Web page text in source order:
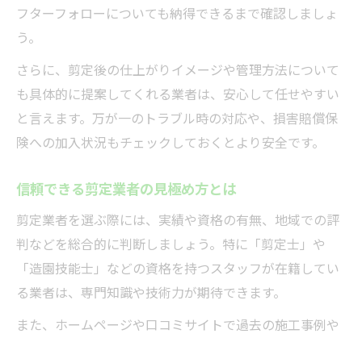
フターフォローについても納得できるまで確認しましょ
う。
さらに、剪定後の仕上がりイメージや管理方法について
も具体的に提案してくれる業者は、安心して任せやすい
と言えます。万が一のトラブル時の対応や、損害賠償保
険への加入状況もチェックしておくとより安全です。
信頼できる剪定業者の見極め方とは
剪定業者を選ぶ際には、実績や資格の有無、地域での評
判などを総合的に判断しましょう。特に「剪定士」や
「造園技能士」などの資格を持つスタッフが在籍してい
る業者は、専門知識や技術力が期待できます。
また、ホームページや口コミサイトで過去の施工事例や